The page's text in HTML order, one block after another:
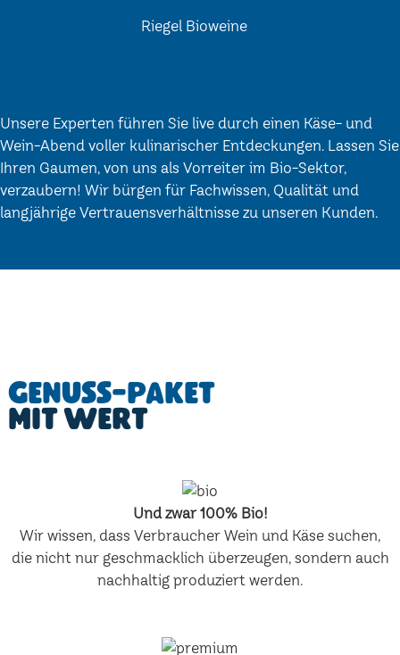
Riegel Bioweine
Unsere Experten führen Sie live durch einen Käse- und
Wein-Abend voller kulinarischer Entdeckungen. Lassen Sie
Ihren Gaumen, von uns als Vorreiter im Bio-Sektor,
verzaubern! Wir bürgen für Fachwissen, Qualität und
langjährige Vertrauensverhältnisse zu unseren Kunden.
Genuss-Paket
mit Wert
Und zwar 100% Bio!
Wir wissen, dass Verbraucher Wein und Käse suchen,
die nicht nur geschmacklich überzeugen, sondern auch
nachhaltig produziert werden.